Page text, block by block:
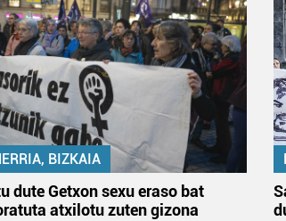
BIZKAIA
dute Getxon sexu eraso bat
atxilotu zuten gizona